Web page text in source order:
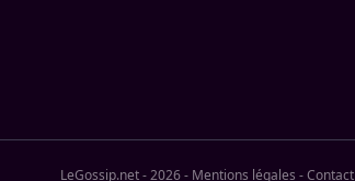
LeGossip.net - 2026- Mentions légales -Contact